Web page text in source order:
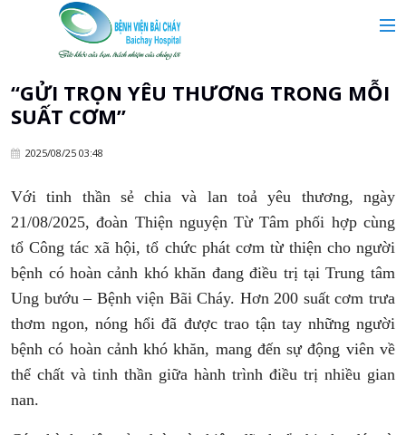
Tin tức
Dịch vụ y tế
Dành cho khách hàng
“GỬI TRỌN YÊU THƯƠNG TRONG MỖI
SUẤT CƠM”
2025/08/25 03:48
Với tinh thần sẻ chia và lan toả yêu thương, ngày
21/08/2025, đoàn Thiện nguyện Từ Tâm phối hợp cùng
tổ Công tác xã hội, tổ chức phát cơm từ thiện cho người
bệnh có hoàn cảnh khó khăn đang điều trị tại Trung tâm
Ung bướu – Bệnh viện Bãi Cháy. Hơn 200 suất cơm trưa
thơm ngon, nóng hổi đã được trao tận tay những người
bệnh có hoàn cảnh khó khăn, mang đến sự động viên về
thể chất và tinh thần giữa hành trình điều trị nhiều gian
nan.